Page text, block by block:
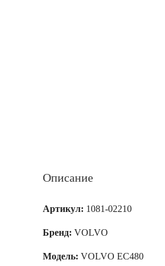
Описание
Артикул: 1081-02210
Бренд: VOLVO
Модель: VOLVO EC480